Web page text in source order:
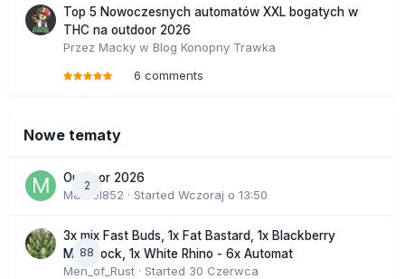
Top 5 Nowoczesnych automatów XXL bogatych w
THC na outdoor 2026
Przez Macky w Blog Konopny Trawka
6 comments
Nowe tematy
2
Outdoor 2026
Marcel852 · Started Wczoraj o 13:50
88
3x mix Fast Buds, 1x Fat Bastard, 1x Blackberry
Moonrock, 1x White Rhino - 6x Automat
Men_of_Rust · Started 30 Czerwca